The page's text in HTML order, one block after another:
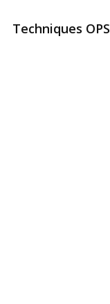
Techniques OPS